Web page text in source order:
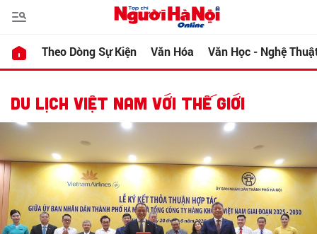
Theo Dòng Sự Kiện Văn Hóa Văn Học - Nghệ
DU LỊCH VIỆT NAM VỚI THẾ GIỚI